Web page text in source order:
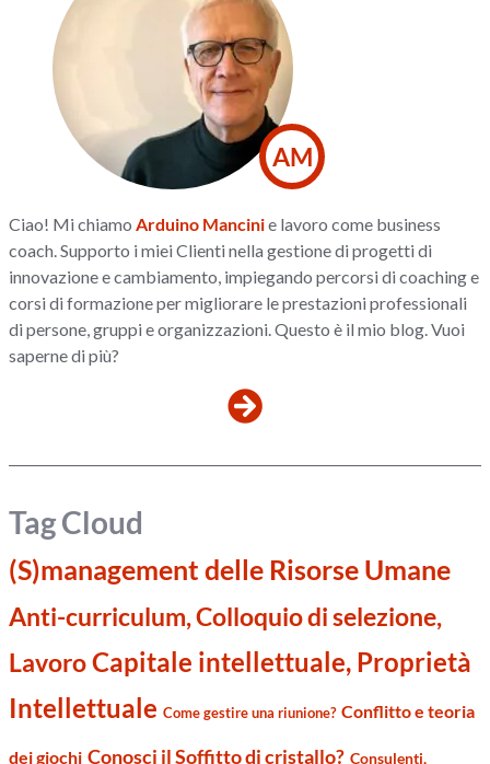
AM
Ciao! Mi chiamoArduino Mancinie lavoro come business
coach. Supporto i miei Clienti nella gestione di progetti di
innovazione e cambiamento, impiegando percorsi di coaching e
corsi di formazione per migliorare le prestazioni professionali
di persone, gruppi e organizzazioni. Questo è il mio blog. Vuoi
saperne di più?
Tag Cloud
(S)management delle Risorse Umane
Anti-curriculum, Colloquio di selezione,
LavoroCapitale intellettuale, Proprietà
Intellettuale Come gestire una riunione? Conflitto e teoria
dei giochi Conosci il Soffitto di cristallo? Consulenti,